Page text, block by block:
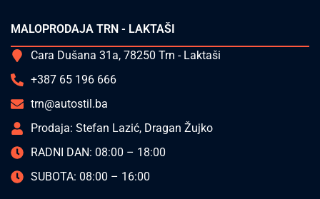
MALOPRODAJA TRN - LAKTAŠI
Cara Dušana 31a, 78250 Trn - Laktaši
+387 65 196 666
trn@autostil.ba
Prodaja: Stefan Lazić, Dragan Žujko
RADNI DAN: 08:00 – 18:00
SUBOTA: 08:00 – 16:00